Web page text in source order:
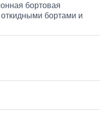
бортовая
бортами и